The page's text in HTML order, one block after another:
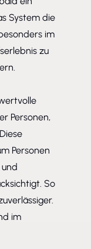
System die
im
zu
Personen,
Personen
So
im